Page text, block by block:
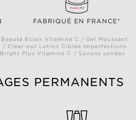
FABRIQUÉ EN FRANCE*
Eclair Vitamine C / Gel Moussant
/ Clear-out Lotion Ciblée Imperfections
Plus Vitamine C / Savons solides
PERMANENTS